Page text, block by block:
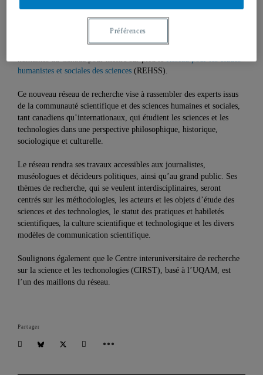
Yves Gingras, professeur au Département d’histoire et titulaire de la
est l’un des sept universitaires canadiens qui ont reçu récemment
une importante subvention du Conseil de recherches en sciences
humaines du Canada pour mettre sur pied leRéseau pour les études
humanistes et sociales des sciences (REHSS).
Ce nouveau réseau de recherche vise à rassembler des experts issus
de la communauté scientifique et des sciences humaines et sociales,
tant canadiens qu’internationaux, qui étudient les sciences et les
technologies dans une perspective philosophique, historique,
sociologique et culturelle.
Le réseau rendra ses travaux accessibles aux journalistes,
muséologues et décideurs politiques, ainsi qu’au grand public. Ses
thèmes de recherche, qui se veulent interdisciplinaires, seront
centrés sur les méthodologies, les acteurs et les objets d’étude des
sciences et des technologies, le statut des pratiques et habiletés
scientifiques, la culture scientifique et technologique et les divers
modèles de communication scientifique.
Soulignons également que le Centre interuniversitaire de recherche
sur la science et les techonologies (CIRST), basé à l’UQAM, est
l’un des maillons du réseau.
Partager
Préférences